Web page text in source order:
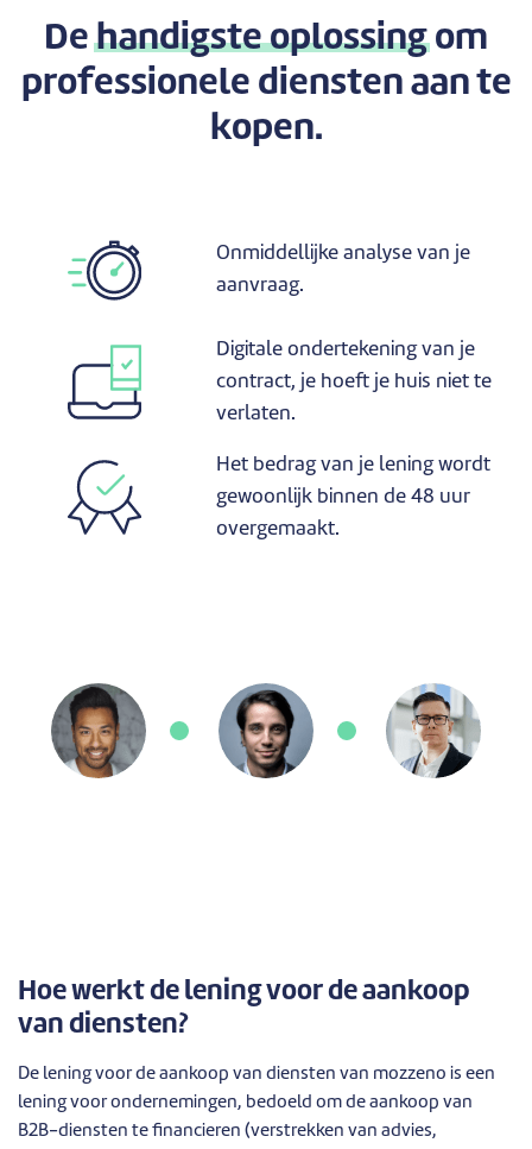
Dehandigste oplossingom
professionele diensten aan te
kopen.
Onmiddellijke analyse van je
aanvraag.
Digitale ondertekening van je
contract, je hoeft je huis niet te
verlaten.
Het bedrag van je lening wordt
gewoonlijk binnen de 48 uur
overgemaakt.
Hoe werkt de lening voor de aankoop
van diensten?
De lening voor de aankoop van diensten van mozzeno is een
lening voor ondernemingen, bedoeld om de aankoop van
B2B-diensten te financieren (verstrekken van advies,